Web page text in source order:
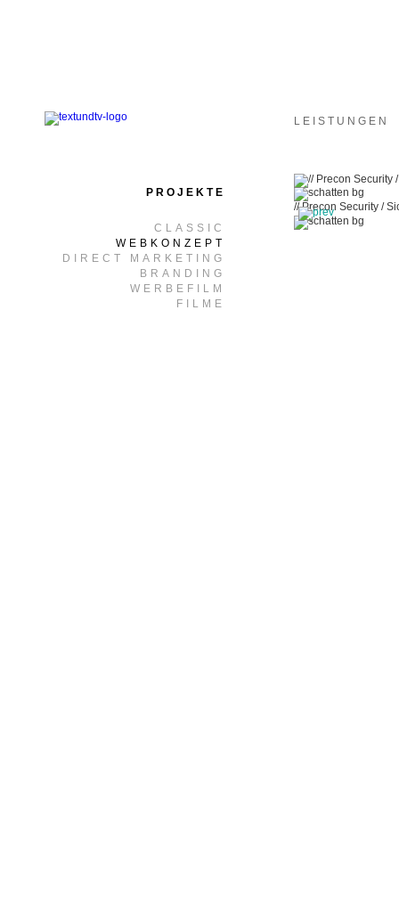
LEISTUNGEN
PROJEKTE
CLASSIC
WEBKONZEPT
DIRECT MARKETING
BRANDING
WERBEFILM
FILME
// Precon Security /